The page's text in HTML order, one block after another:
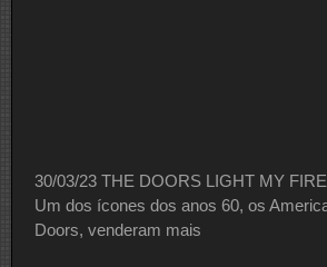
30/03/23 THE DOORS LIGHT MY
Um dos ícones dos anos 60, os
Doors, venderam mais